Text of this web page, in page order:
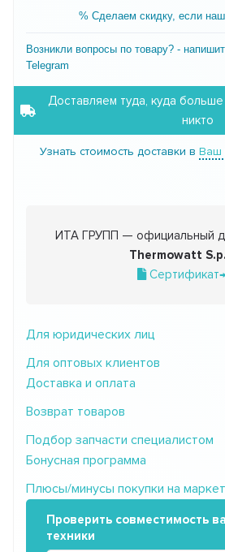
% Сделаем скидку, если
Возникли вопросы по товару? -
Telegram
Доставляем туда, куда
никто
Узнать стоимость доставки в Ваш
ИТА ГРУПП — официальный
Thermowatt
Для юридических лиц
Для оптовых клиентов
Доставка и оплата
Возврат товаров
Подбор запчасти специалистом
Бонусная программа
Плюсы/минусы покупки на
Проверить совместимость
техники